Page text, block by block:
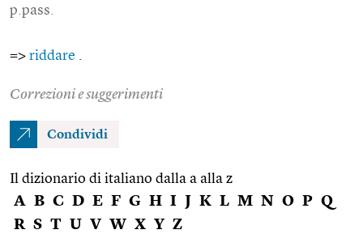
p.pass.
=> riddare
Correzioni e suggerimenti
Condividi
Il dizionario di italiano dalla a alla z
A B C D E F G H I J K L M N O P Q
R S T U V W X Y Z